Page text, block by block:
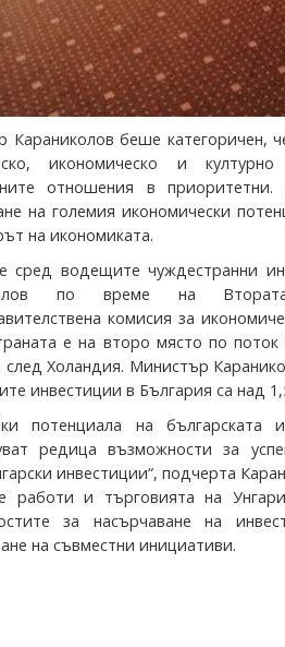
Караниколов беше категоричен,
икономическо и
отношения в
на големия икономически
на икономиката.
сред водещите чуждестранни
по време на Втората
комисия за
е на второ място по
след Холандия. Министър
инвестиции в България са над
потенциала на българската
редица възможности за
инвестиции“, подчерта
работи и търговията на
за насърчаване на
на съвместни инициативи.